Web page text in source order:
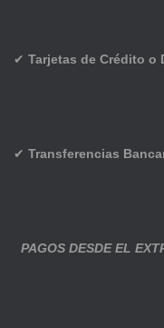
✔ Tarjetas de Crédito o
✔ Transferencias
PAGOS DESDE EL